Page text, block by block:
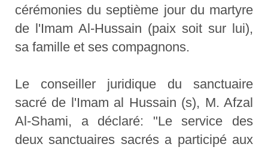
cérémonies du septième jour du martyre
de l'Imam Al-Hussain (paix soit sur lui),
sa famille et ses compagnons.
Le conseiller juridique du sanctuaire
sacré de l'Imam al Hussain (s), M. Afzal
Al-Shami, a déclaré: "Le service des
deux sanctuaires sacrés a participé aux